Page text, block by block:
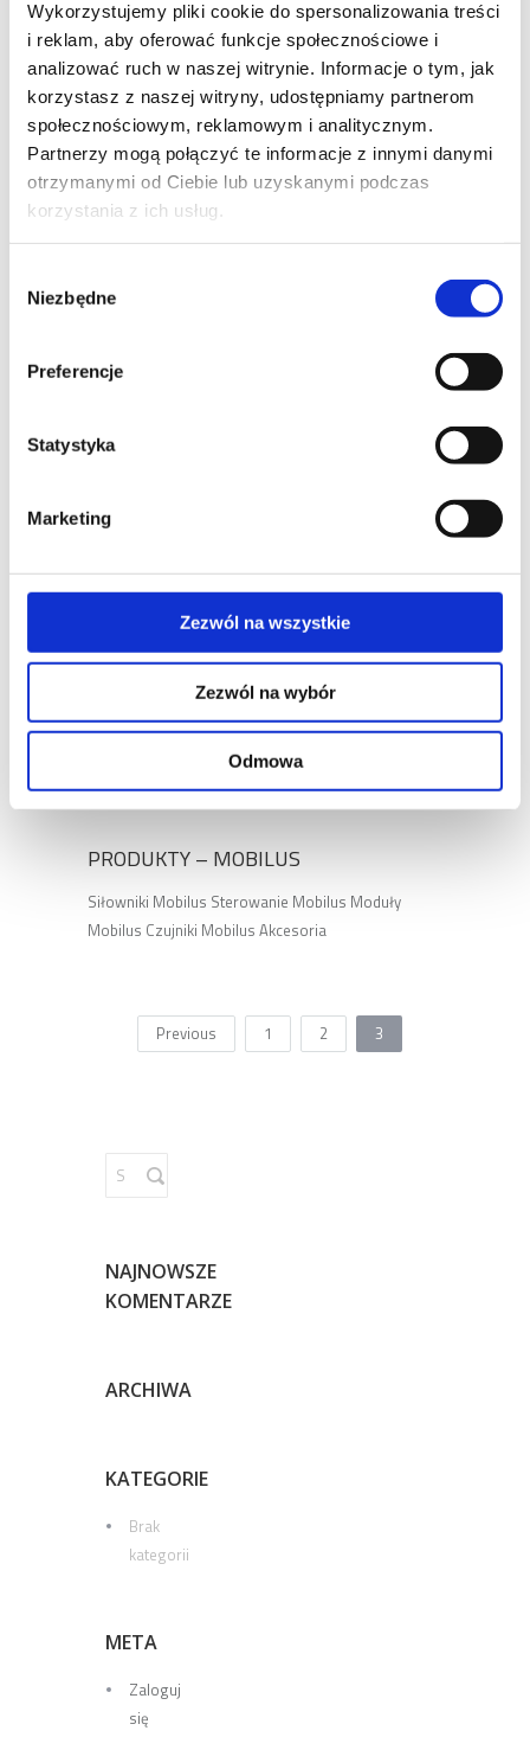
Wykorzystujemy pliki cookie do spersonalizowania treści
i reklam, aby oferować funkcje społecznościowe i
analizować ruch w naszej witrynie. Informacje o tym, jak
korzystasz z naszej witryny, udostępniamy partnerom
społecznościowym, reklamowym i analitycznym.
Partnerzy mogą połączyć te informacje z innymi danymi
otrzymanymi od Ciebie lub uzyskanymi podczas
korzystania z ich usług.
zgody
Niezbędne
Preferencje
Statystyka
Marketing
Zezwól na wszystkie
Zezwól na wybór
Odmowa
DWUKIERUNKOWA COSMO | 2WAY 99 KANAŁÓW
BUZZER KOLOR: BIAŁY, CZARNY KOD DYNAMICZNY
MODULACJA FSK 868 MHz 2 x R03 / AAA 1,5 V Odkryj
więcej KARTA TECHNICZNA MOBILUS COSMO | HM
to nowoczesny, sterowany za pomocą przycisków
pilot 99-kanałowy obsługujący do 99 urządzeń np.:
bram wjazdowych i garażowych, rolet, żaluzji, [...]
COSMO | HCT
GRUP KANAŁÓW AUTOMATYKA: TRYB
TRYB POZOROWANEJ OBECNOŚCI UŻYTKOWNIKA
KOMPUTERA PC WYŚWIETLACZ LCD 240 x 320 px
STEROWANIE MOBILUS
Sterowanie radiowe Mobilus Sterowanie
przewodowe Mobilus
PRODUKTY – MOBILUS
Siłowniki Mobilus Sterowanie Mobilus Moduły
Mobilus Czujniki Mobilus Akcesoria
Previous 1 2 3
NAJNOWSZE
KOMENTARZE
ARCHIWA
KATEGORIE
Brak
kategorii
META
Zaloguj
się